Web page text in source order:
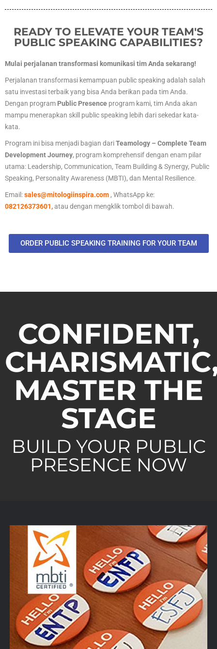
READY TO ELEVATE YOUR TEAM'S
PUBLIC SPEAKING CAPABILITIES?
Mulai perjalanan transformasi komunikasi tim Anda sekarang!
Perjalanan transformasi kemampuan public speaking adalah salah
satu investasi terbaik yang bisa Anda berikan pada tim Anda.
Dengan program Public Presence program kami, tim Anda akan
mampu menerapkan skill public speaking lebih dari sekedar kata-
kata.
Program ini bisa menjadi bagian dariTeamology – Complete Team
Development Journey, program komprehensif dengan enam pilar
utama: Leadership, Communication, Team Building & Synergy, Public
Speaking, Personality Awareness (MBTI), dan Mental Resilience.
Email:sales@mitologiinspira.com , WhatsApp ke:
082126373601,atau dengan mengklik tombol di bawah.
ORDER PUBLIC SPEAKING TRAINING FOR YOUR TEAM
CONFIDENT,
MASTER THE
STAGE
BUILD YOUR PUBLIC
PRESENCE NOW